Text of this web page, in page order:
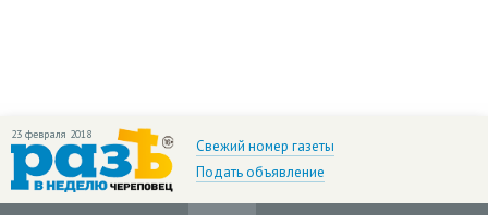
23 февраля 2018
Свежий номер газеты
Подать объявление